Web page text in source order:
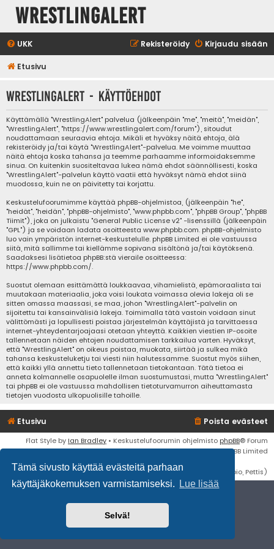
Tämä sivusto käyttää evästeitä parhaan
käyttäjäkokemuksen varmistamiseksi.
Lue lisää
Selvä!
WrestlingAlert
UKK Kirjaudu sisään
Rekisteröidy
Etusivu
WrestlingAlert - Käyttöehdot
Käyttämällä "WrestlingAlert" palvelua (jälkeenpäin "me", "meitä", "meidän",
"WrestlingAlert", "https://www.wrestlingalert.com/forum"), sitoudut
noudattamaan seuraavia ehtoja. Mikäli et hyväksy näitä ehtoja, älä
rekisteröidy ja/tai käytä "WrestlingAlert"-palvelua. Me voimme muuttaa
näitä ehtoja koska tahansa ja teemme parhaamme informoidaksemme
sinua. On kuitenkin suositeltavaa lukea nämä ehdot säännöllisesti, koska
"WrestlingAlert"-palvelun käyttö vaatii että hyväksyt nämä ehdot siinä
muodossa, kuin ne on päivitetty tai korjattu.
Keskustelufoorumimme käyttää phpBB-ohjelmistoa, (jälkeenpäin "he",
"heidät", "heidän", "phpBB-ohjelmisto", "www.phpbb.com", "phpBB Group", "phpBB
Tiimit"), joka on julkaistu "General Public License v2" -lisenssillä (jälkeenpäin
"GPL") ja se voidaan ladata osoitteesta www.phpbb.com. phpBB-ohjelmisto
luo vain ympäristön internet-keskustelulle. phpBB Limited ei ole vastuussa
siitä, mitä sallimme tai kiellämme sopivana sisältönä ja/tai käytöksenä.
Saadaksesi lisätietoa phpBB:stä vieraile osoitteessa:
https://www.phpbb.com/.
Suostut olemaan esittämättä loukkaavaa, vihamielistä, epämoraalista tai
muutakaan materiaalia, joka voisi loukata voimassa olevia lakeja oli se
sitten omassa maassasi, se maa, johon "WrestlingAlert"-palvelin on
sijoitettu tai kansainvälisiä lakeja. Toimimalla tätä vastoin voidaan sinut
välittömästi ja lopullisesti poistaa järjestelmän käyttäjistä ja tarvittaessa
internet-yhteydentarjoajaasi otetaan yhteyttä. Kaikkien viestien IP-osoite
tallennetaan näiden ehtojen noudattamisen tarkkailua varten. Hyväksyt,
että "WrestlingAlert" on oikeus poistaa, muokata, siirtää ja sulkea mikä
tahansa keskusteluketju tai viesti niin halutessamme. Suostut myös siihen,
että kaikki yllä annettu tieto tallennetaan tietokantaan. Tätä tietoa ei
anneta kolmannelle osapuolelle ilman suostumustasi, mutta "WrestlingAlert"
tai phpBB ei ole vastuussa mahdollisen tietoturvamurron aiheuttamasta
tietojen vuodosta ulkopuolisille tahoille.
Etusivu Poista evästeet
Flat Style by Ian Bradley • Keskustelufoorumin ohjelmisto phpBB® Forum
Software © phpBB Limited
Käännös: phpBB Suomi (lurttinen, harritapio, Pettis)